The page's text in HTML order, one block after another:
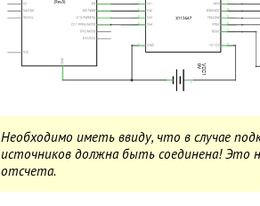
Необходимо иметь ввиду, что в случае
источников должна быть соединена! Это
отсчета.